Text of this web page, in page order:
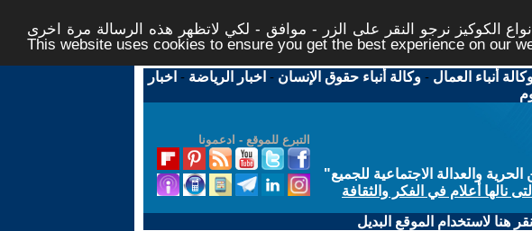
الكوكيز نرجو النقر على الزر - موافق - لكي لاتظهر هذه الرسالة مرة اخرى -
This website uses cookies to ensure you get the best experience on our
أنباء العمال -وكالة أنباء حقوق الإنسان - اخبار الرياضة - اخبار
التبرع للموقع - ادعمونا
والعدالة الاجتماعية للجميع"
نالها أعلام في الفكر والثقافة
هنا لاستخدام الموقع البديل